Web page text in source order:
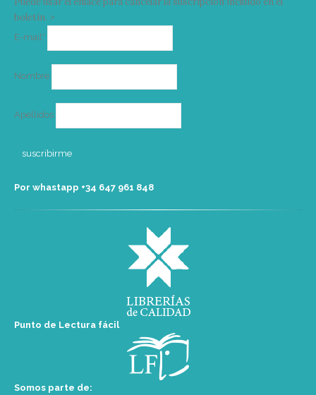
boletín. >
E-mail*
Nombre
Apellidos
Por whastapp +34 ‭647 961 848‬
Punto de Lectura fácil
Somos parte de: